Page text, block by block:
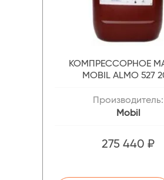
КОМПРЕССОРНОЕ
MOBIL ALMO 527
Производитель:
Mobil
275 440 ₽